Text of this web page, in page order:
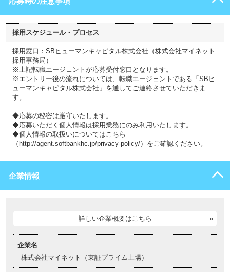
採用スケジュール・プロセス
採用窓口：SBヒューマンキャピタル株式会社（株式会社マイネット
採用事務局）
※上記転職エージェントが応募受付窓口となります。
※エントリー後の流れについては、転職エージェントである「SBヒ
ューマンキャピタル株式会社」を通してご連絡させていただきま
す。
◆応募の秘密は厳守いたします。
◆応募いただく個人情報は採用業務にのみ利用いたします。
◆個人情報の取扱いについてはこちら
（http://agent.softbankhc.jp/privacy-policy/）をご確認ください。
企業情報
詳しい企業概要はこちら
企業名
株式会社マイネット（東証プライム上場）